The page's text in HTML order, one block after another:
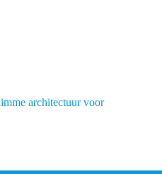
architectuur voor